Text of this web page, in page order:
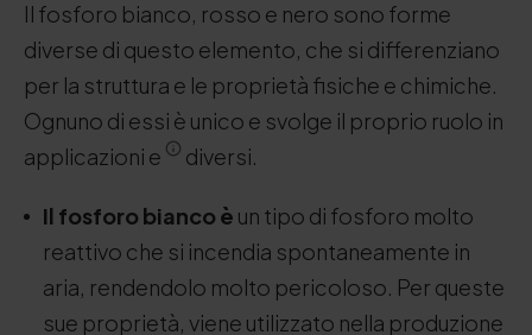
Il fosforo bianco, rosso e nero sono forme
diverse di questo elemento, che si differenziano
per la struttura e le proprietà fisiche e chimiche.
Ognuno di essi è unico e svolge il proprio ruolo in
applicazioni e
diversi.
Il fosforo bianco è un tipo di fosforo molto
reattivo che si incendia spontaneamente in
aria, rendendolo molto pericoloso. Per queste
sue proprietà, viene utilizzato nella produzione